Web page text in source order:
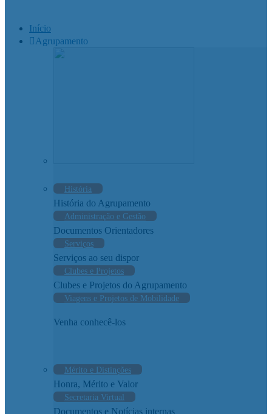
Início
Agrupamento
História
História do Agrupamento
Administração e Gestão
Documentos Orientadores
Serviços
Serviços ao seu dispor
Clubes e Projetos
Clubes e Projetos do Agrupamento
Viagens e Projetos de Mobilidade
Venha conhecê-los
Mérito e Distinções
Honra, Mérito e Valor
Secretaria Virtual
Documentos e Notícias internas